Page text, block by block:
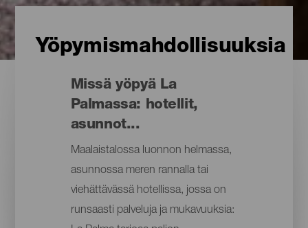
Yöpymismahdollisuuksia
Missä yöpyä La
Palmassa: hotellit,
asunnot...
Maalaistalossa luonnon helmassa,
asunnossa meren rannalla tai
viehättävässä hotellissa, jossa on
runsaasti palveluja ja mukavuuksia: